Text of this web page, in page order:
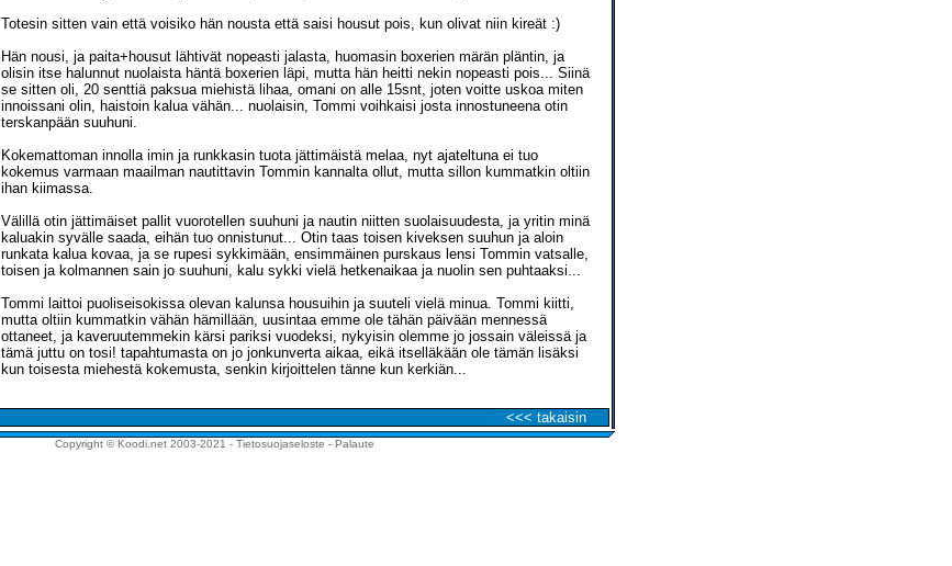
Totesin sitten vain että voisiko hän nousta että saisi housut pois, kun olivat niin kireät :)
Hän nousi, ja paita+housut lähtivät nopeasti jalasta, huomasin boxerien märän pläntin, ja
olisin itse halunnut nuolaista häntä boxerien läpi, mutta hän heitti nekin nopeasti pois... Siinä
se sitten oli, 20 senttiä paksua miehistä lihaa, omani on alle 15snt, joten voitte uskoa miten
innoissani olin, haistoin kalua vähän... nuolaisin, Tommi voihkaisi josta innostuneena otin
terskanpään suuhuni.
Kokemattoman innolla imin ja runkkasin tuota jättimäistä melaa, nyt ajateltuna ei tuo
kokemus varmaan maailman nautittavin Tommin kannalta ollut, mutta sillon kummatkin oltiin
ihan kiimassa.
Välillä otin jättimäiset pallit vuorotellen suuhuni ja nautin niitten suolaisuudesta, ja yritin minä
kaluakin syvälle saada, eihän tuo onnistunut... Otin taas toisen kiveksen suuhun ja aloin
runkata kalua kovaa, ja se rupesi sykkimään, ensimmäinen purskaus lensi Tommin vatsalle,
toisen ja kolmannen sain jo suuhuni, kalu sykki vielä hetkenaikaa ja nuolin sen puhtaaksi...
Tommi laittoi puoliseisokissa olevan kalunsa housuihin ja suuteli vielä minua. Tommi kiitti,
mutta oltiin kummatkin vähän hämillään, uusintaa emme ole tähän päivään mennessä
ottaneet, ja kaveruutemmekin kärsi pariksi vuodeksi, nykyisin olemme jo jossain väleissä ja
tämä juttu on tosi! tapahtumasta on jo jonkunverta aikaa, eikä itselläkään ole tämän lisäksi
kun toisesta miehestä kokemusta, senkin kirjoittelen tänne kun kerkiän...
<<< takaisin
Copyright © Koodi.net 2003-2021 - Tietosuojaseloste - Palaute